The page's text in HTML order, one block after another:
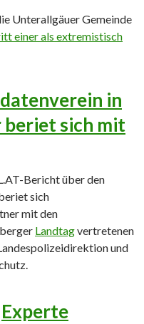
Unterallgäuer Gemeinde
einer als extremistisch
in
beriet sich mit
Bericht über den
sich
mit den
Landtagvertretenen
und
Experte